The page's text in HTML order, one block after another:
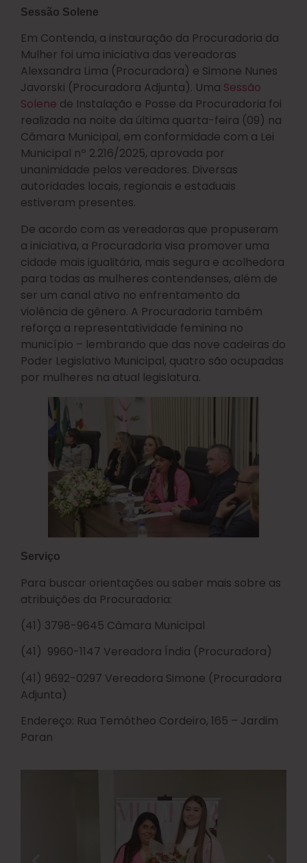
Sessão Solene
Em Contenda, a instauração da Procuradoria da
Mulher foi uma iniciativa das vereadoras
Alexsandra Lima (Procuradora) e Simone Nunes
Javorski (Procuradora Adjunta). Uma Sessão
Solene de Instalação e Posse da Procuradoria foi
realizada na noite da última quarta-feira (09) na
Câmara Municipal, em conformidade com a Lei
Municipal nº 2.216/2025, aprovada por
unanimidade pelos vereadores. Diversas
autoridades locais, regionais e estaduais
estiveram presentes.
De acordo com as vereadoras que propuseram
a iniciativa, a Procuradoria visa promover uma
cidade mais igualitária, mais segura e acolhedora
para todas as mulheres contendenses, além de
ser um canal ativo no enfrentamento da
violência de gênero. A Procuradoria também
reforça a representatividade feminina no
município – lembrando que das nove cadeiras do
Poder Legislativo Municipal, quatro são ocupadas
por mulheres na atual legislatura.
Serviço
Para buscar orientações ou saber mais sobre as
atribuições da Procuradoria:
(41) 3798-9645 Câmara Municipal
(41) 9960-1147 Vereadora Índia (Procuradora)
(41) 9692-0297 Vereadora Simone (Procuradora
Adjunta)
Endereço: Rua Temótheo Cordeiro, 165 – Jardim
Paran